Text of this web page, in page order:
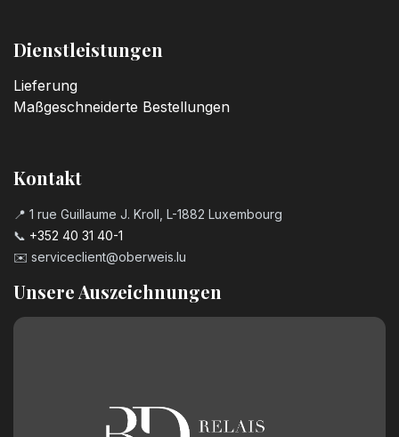
Dienstleistungen
Lieferung
Maßgeschneiderte Bestellungen
Kontakt
📍 1 rue Guillaume J. Kroll, L-1882 Luxembourg
📞 +352 40 31 40-1
✉️ serviceclient@oberweis.lu
Unsere Auszeichnungen